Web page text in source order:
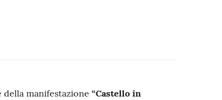
manifestazione “Castello in